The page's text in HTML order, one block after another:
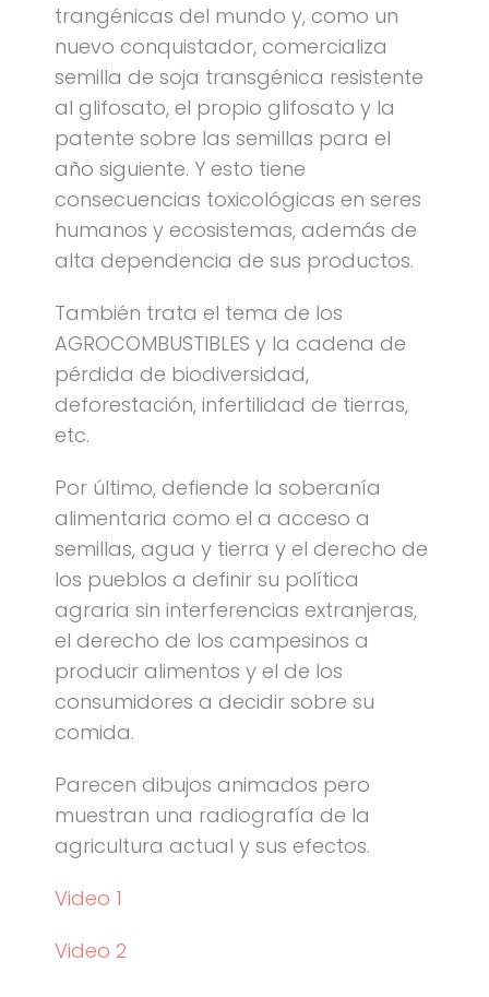
trangénicas del mundo y, como un
nuevo conquistador, comercializa
semilla de soja transgénica resistente
al glifosato, el propio glifosato y la
patente sobre las semillas para el
año siguiente. Y esto tiene
consecuencias toxicológicas en seres
humanos y ecosistemas, además de
alta dependencia de sus productos.
También trata el tema de los
AGROCOMBUSTIBLES y la cadena de
pérdida de biodiversidad,
deforestación, infertilidad de tierras,
etc.
Por último, defiende la soberanía
alimentaria como el a acceso a
semillas, agua y tierra y el derecho de
los pueblos a definir su política
agraria sin interferencias extranjeras,
el derecho de los campesinos a
producir alimentos y el de los
consumidores a decidir sobre su
comida.
Parecen dibujos animados pero
muestran una radiografía de la
agricultura actual y sus efectos.
Video 1
Video 2